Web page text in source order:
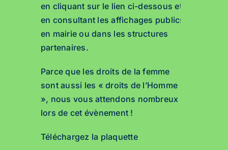
en cliquant sur le lien ci-dessous et
en consultant les affichages publics
en mairie ou dans les structures
partenaires.
Parce que les droits de la femme
sont aussi les « droits de l’Homme
», nous vous attendons nombreux
lors de cet évènement !
Téléchargez la plaquette